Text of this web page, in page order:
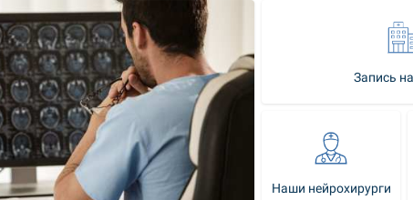
Запись
Наши нейрохирурги